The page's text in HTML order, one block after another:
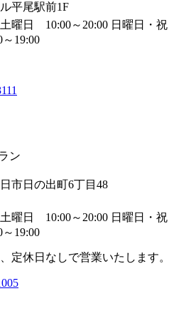
平尾駅前1F
曜日 10:00～20:00 日曜日・祝
19:00
ン
市日の出町6丁目48
曜日 10:00～20:00 日曜日・祝
19:00
定休日なしで営業いたします。